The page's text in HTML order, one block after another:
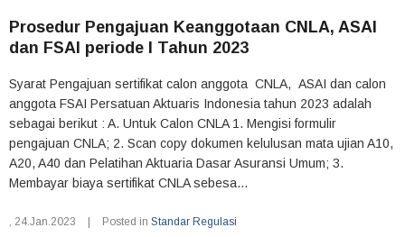
Prosedur Pengajuan Keanggotaan CNLA, ASAI
dan FSAI periode I Tahun 2023
Syarat Pengajuan sertifikat calon anggota CNLA, ASAI dan calon
anggota FSAI Persatuan Aktuaris Indonesia tahun 2023 adalah
sebagai berikut : A. Untuk Calon CNLA 1. Mengisi formulir
pengajuan CNLA; 2. Scan copy dokumen kelulusan mata ujian A10,
A20, A40 dan Pelatihan Aktuaria Dasar Asuransi Umum; 3.
Membayar biaya sertifikat CNLA sebesa...
, 24.Jan.2023 Posted in Standar Regulasi